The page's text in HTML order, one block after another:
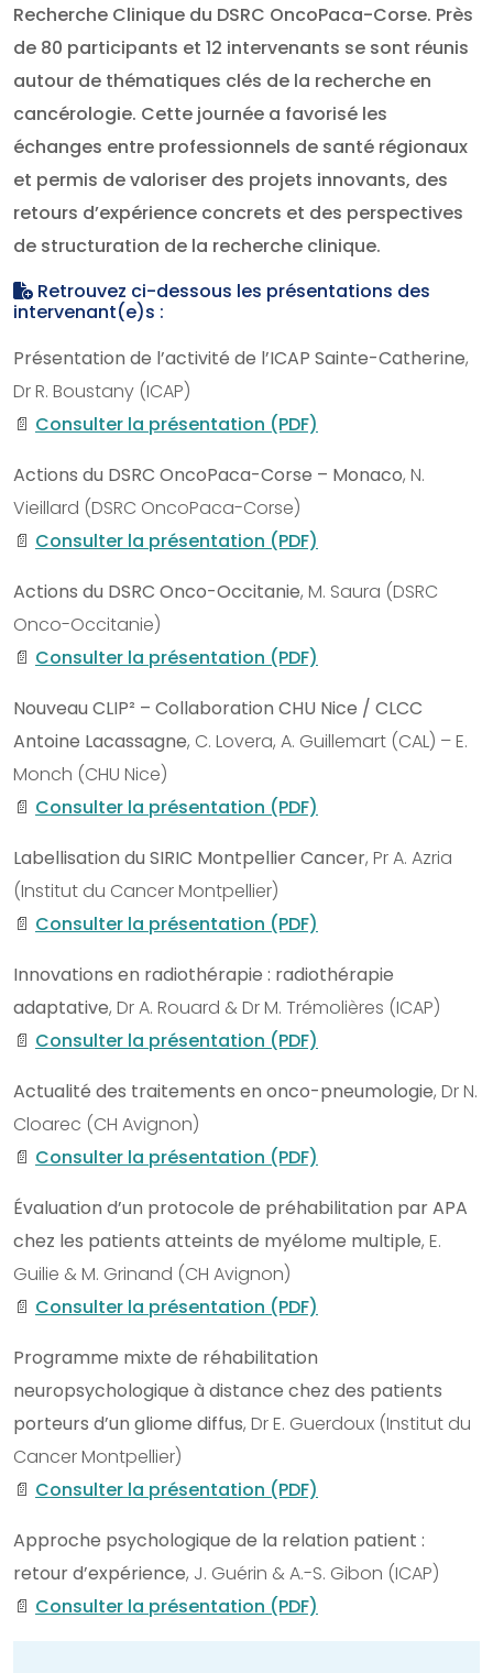
Recherche Clinique du DSRC OncoPaca-Corse. Près
de 80 participants et 12 intervenants se sont réunis
autour de thématiques clés de la recherche en
cancérologie. Cette journée a favorisé les
échanges entre professionnels de santé régionaux
et permis de valoriser des projets innovants, des
retours d’expérience concrets et des perspectives
de structuration de la recherche clinique.
Retrouvez ci-dessous les présentations des
intervenant(e)s :
Présentation de l’activité de l’ICAP Sainte-Catherine,
Dr R. Boustany (ICAP)
📄 Consulter la présentation (PDF)
Actions du DSRC OncoPaca-Corse – Monaco, N.
Vieillard (DSRC OncoPaca-Corse)
📄 Consulter la présentation (PDF)
Actions du DSRC Onco-Occitanie, M. Saura (DSRC
Onco-Occitanie)
📄 Consulter la présentation (PDF)
Nouveau CLIP² – Collaboration CHU Nice / CLCC
Antoine Lacassagne, C. Lovera, A. Guillemart (CAL) – E.
Monch (CHU Nice)
📄 Consulter la présentation (PDF)
Labellisation du SIRIC Montpellier Cancer, Pr A. Azria
(Institut du Cancer Montpellier)
📄 Consulter la présentation (PDF)
Innovations en radiothérapie : radiothérapie
adaptative, Dr A. Rouard & Dr M. Trémolières (ICAP)
📄 Consulter la présentation (PDF)
Actualité des traitements en onco-pneumologie, Dr N.
Cloarec (CH Avignon)
📄 Consulter la présentation (PDF)
Évaluation d’un protocole de préhabilitation par APA
chez les patients atteints de myélome multiple, E.
Guilie & M. Grinand (CH Avignon)
📄 Consulter la présentation (PDF)
Programme mixte de réhabilitation
neuropsychologique à distance chez des patients
porteurs d’un gliome diffus, Dr E. Guerdoux (Institut du
Cancer Montpellier)
📄 Consulter la présentation (PDF)
Approche psychologique de la relation patient :
retour d’expérience, J. Guérin & A.-S. Gibon (ICAP)
📄 Consulter la présentation (PDF)